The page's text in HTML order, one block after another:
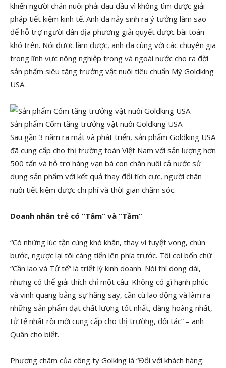
khiến người chăn nuôi phải đau đầu vì không tìm được giải
pháp tiết kiệm kinh tế. Anh đã nảy sinh ra ý tưởng làm sao
để hỗ trợ người dân địa phương giải quyết được bài toán
khó trên. Nói được làm được, anh đã cùng với các chuyên gia
trong lĩnh vực nông nghiệp trong và ngoài nước cho ra đời
sản phẩm siêu tăng trưởng vật nuôi tiêu chuẩn Mỹ Goldking
USA.
Sản phẩm Cốm tăng trưởng vật nuôi Goldking USA.
Sau gần 3 năm ra mắt và phát triển, sản phẩm Goldking USA
đã cung cấp cho thị trường toàn Việt Nam với sản lượng hơn
500 tấn và hỗ trợ hàng vạn bà con chăn nuôi cả nước sử
dụng sản phẩm với kết quả thay đổi tích cực, người chăn
nuôi tiết kiệm được chi phí và thời gian chăm sóc.
Doanh nhân trẻ có “Tâm” và “Tầm”
“Có những lúc tận cùng khó khăn, thay vì tuyệt vọng, chùn
bước, ngược lại tôi càng tiến lên phía trước. Tôi coi bốn chữ
“Cần lao và Tử tế” là triết lý kinh doanh. Nói thì dong dài,
nhưng có thể giải thích chỉ một câu: Không có gì hạnh phúc
và vinh quang bằng sự hăng say, cần cù lao động và làm ra
những sản phẩm đạt chất lượng tốt nhất, đàng hoàng nhất,
tử tế nhất rồi mới cung cấp cho thị trường, đối tác” – anh
Quân cho biết.
Phương châm của công ty Golking là “Đối với khách hàng: